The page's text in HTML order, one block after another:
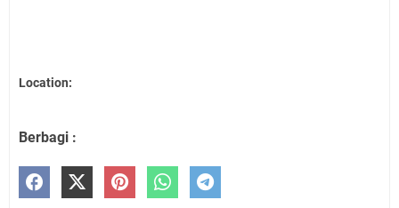
Location:
Berbagi :